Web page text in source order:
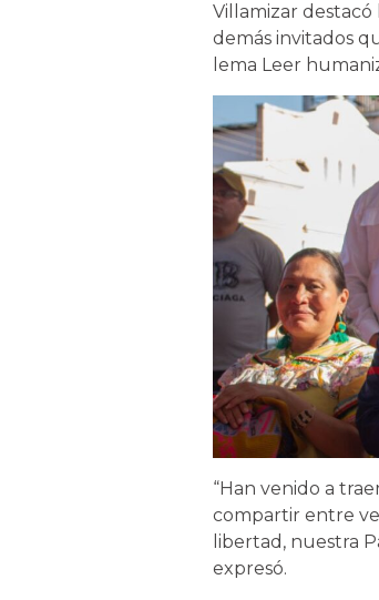
Villamizar destacó
demás invitados
lema Leer
“Han venido a
compartir entre
libertad, nuestra
expresó.